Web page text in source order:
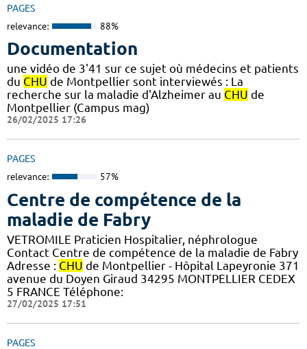
PAGES
relevance: 88%
Documentation
une vidéo de 3'41 sur ce sujet où médecins et patients
du CHU de Montpellier sont interviewés : La
recherche sur la maladie d'Alzheimer au CHU de
Montpellier (Campus mag)
26/02/2025 17:26
PAGES
relevance: 57%
Centre de compétence de la
maladie de Fabry
VETROMILE Praticien Hospitalier, néphrologue
Contact Centre de compétence de la maladie de Fabry
Adresse : CHU de Montpellier - Hôpital Lapeyronie 371
avenue du Doyen Giraud 34295 MONTPELLIER CEDEX
5 FRANCE Téléphone:
27/02/2025 17:51
PAGES